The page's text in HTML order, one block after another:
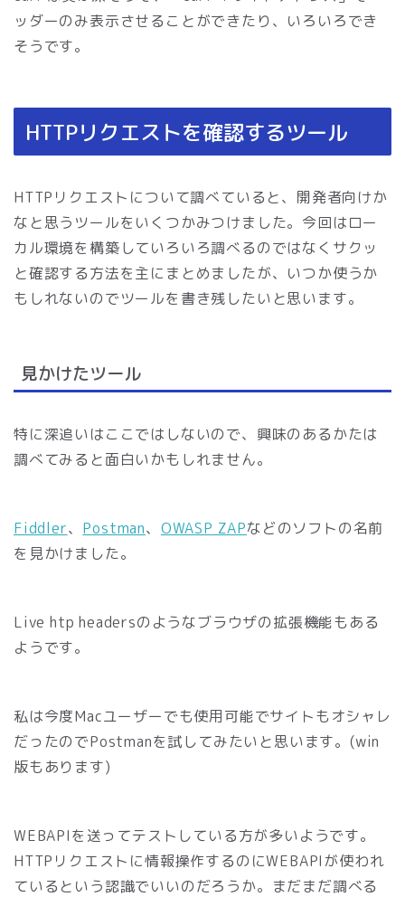
ッダーのみ表示させることができたり、いろいろでき
そうです。
HTTPリクエストを確認するツール
HTTPリクエストについて調べていると、開発者向けか
なと思うツールをいくつかみつけました。今回はロー
カル環境を構築していろいろ調べるのではなくサクッ
と確認する方法を主にまとめましたが、いつか使うか
もしれないのでツールを書き残したいと思います。
見かけたツール
特に深追いはここではしないので、興味のあるかたは
調べてみると面白いかもしれません。
Fiddler、 Postman、 OWASP ZAPなどのソフトの名前
を見かけました。
Live htp headersのようなブラウザの拡張機能もある
ようです。
私は今度Macユーザーでも使用可能でサイトもオシャレ
だったのでPostmanを試してみたいと思います。(win
版もあります)
WEBAPIを送ってテストしている方が多いようです。
HTTPリクエストに情報操作するのにWEBAPIが使われ
ているという認識でいいのだろうか。まだまだ調べる